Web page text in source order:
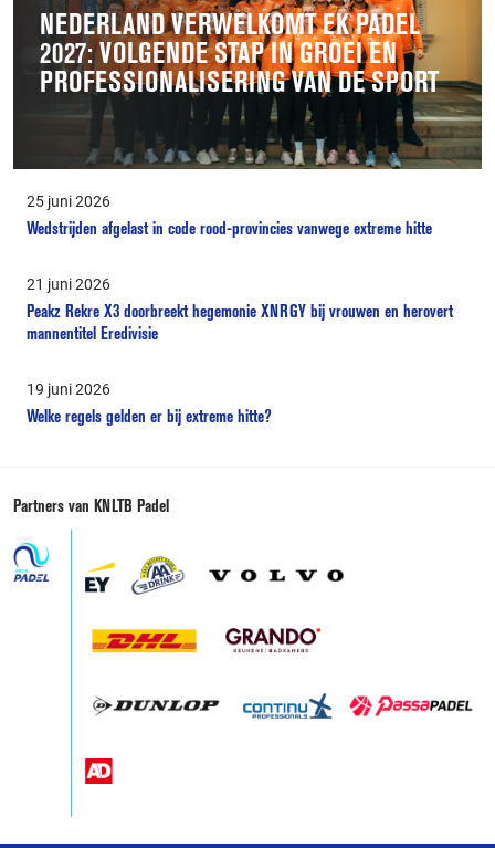
NEDERLAND VERWELKOMT EK PADEL
2027: VOLGENDE STAP IN GROEI EN
PROFESSIONALISERING VAN DE SPORT
25 juni 2026
Wedstrijden afgelast in code rood-provincies vanwege extreme hitte
21 juni 2026
Peakz Rekre X3 doorbreekt hegemonie XNRGY bij vrouwen en herovert
mannentitel Eredivisie
19 juni 2026
Welke regels gelden er bij extreme hitte?
Partners van KNLTB Padel